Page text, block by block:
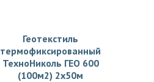
Геотекстиль
термофиксированный
ТехноНиколь ГЕО 600
(100м2) 2х50м